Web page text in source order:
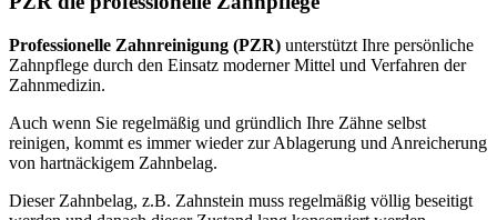
Professionelle Zahnreinigung (PZR) unterstützt Ihre persönliche
Zahnpflege durch den Einsatz moderner Mittel und Verfahren der
Zahnmedizin.
Auch wenn Sie regelmäßig und gründlich Ihre Zähne selbst
reinigen, kommt es immer wieder zur Ablagerung und Anreicherung
von hartnäckigem Zahnbelag.
Dieser Zahnbelag, z.B. Zahnstein muss regelmäßig völlig beseitigt